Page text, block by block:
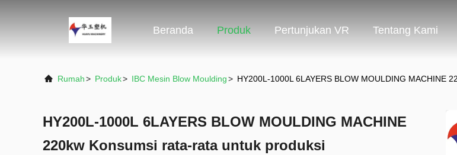
Beranda Produk Pertunjukan VR Tentang Kami
Rumah> Produk> IBC Mesin Blow Moulding> HY200L-1000L 6LAYERS BLOW MOULDING MACHINE
HY200L-1000L 6LAYERS BLOW MOULDING MACHINE
220kw Konsumsi rata-rata untuk produksi